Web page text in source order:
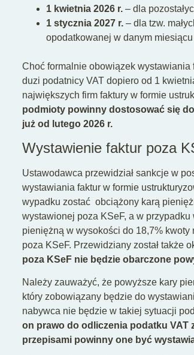
1 kwietnia 2026 r.– dla
1 stycznia 2027 r.– dla tzw.
opodatkowanej w danym
Choć formalnie obowiązek
duzi podatnicy VAT dopiero od 1
największych firm faktury w formie
podmioty powinny dostosować się
już od lutego 2026 r.
Wystawienie faktur poza
Ustawodawca przewidział sankcje w
wystawiania faktur w formie
wypadku zostać obciążony karą
wystawionej poza KSeF, a w
pieniężną w wysokości do 18,7%
poza KSeF. Przewidziany został także
poza KSeF nie będzie obarczone
Należy zauważyć, że powyższe kary
który zobowiązany będzie do
nabywca nie będzie w takiej sytuacji
on prawo do odliczenia podatku VAT
przepisami powinny one być